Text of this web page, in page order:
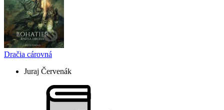
Dračia cárovná
Juraj Červenák